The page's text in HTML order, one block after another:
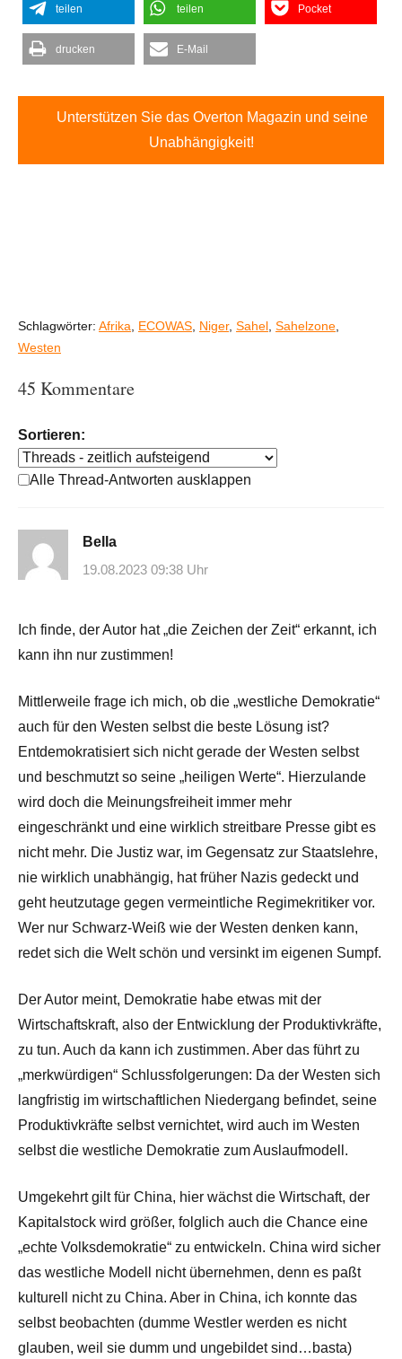
teilen teilen Pocket
drucken E-Mail
Unterstützen Sie das Overton Magazin und seine
Unabhängigkeit!
Schlagwörter: Afrika ECOWAS Niger, Sahel Sahelzone
Westen
45 Kommentare
Sortieren:
Alle Thread-Antworten ausklappen
Bella
19.08.2023 09:38 Uhr
Ich finde, der Autor hat „die Zeichen der Zeit“ erkannt, ich
kann ihn nur zustimmen!
Mittlerweile frage ich mich, ob die „westliche Demokratie“
auch für den Westen selbst die beste Lösung ist?
Entdemokratisiert sich nicht gerade der Westen selbst
und beschmutzt so seine „heiligen Werte“. Hierzulande
wird doch die Meinungsfreiheit immer mehr
eingeschränkt und eine wirklich streitbare Presse gibt es
nicht mehr. Die Justiz war, im Gegensatz zur Staatslehre,
nie wirklich unabhängig, hat früher Nazis gedeckt und
geht heutzutage gegen vermeintliche Regimekritiker vor.
Wer nur Schwarz-Weiß wie der Westen denken kann,
redet sich die Welt schön und versinkt im eigenen Sumpf.
Der Autor meint, Demokratie habe etwas mit der
Wirtschaftskraft, also der Entwicklung der Produktivkräfte,
zu tun. Auch da kann ich zustimmen. Aber das führt zu
„merkwürdigen“ Schlussfolgerungen: Da der Westen sich
langfristig im wirtschaftlichen Niedergang befindet, seine
Produktivkräfte selbst vernichtet, wird auch im Westen
selbst die westliche Demokratie zum Auslaufmodell.
Umgekehrt gilt für China, hier wächst die Wirtschaft, der
Kapitalstock wird größer, folglich auch die Chance eine
„echte Volksdemokratie“ zu entwickeln. China wird sicher
das westliche Modell nicht übernehmen, denn es paßt
kulturell nicht zu China. Aber in China, ich konnte das
selbst beobachten (dumme Westler werden es nicht
glauben, weil sie dumm und ungebildet sind…basta)